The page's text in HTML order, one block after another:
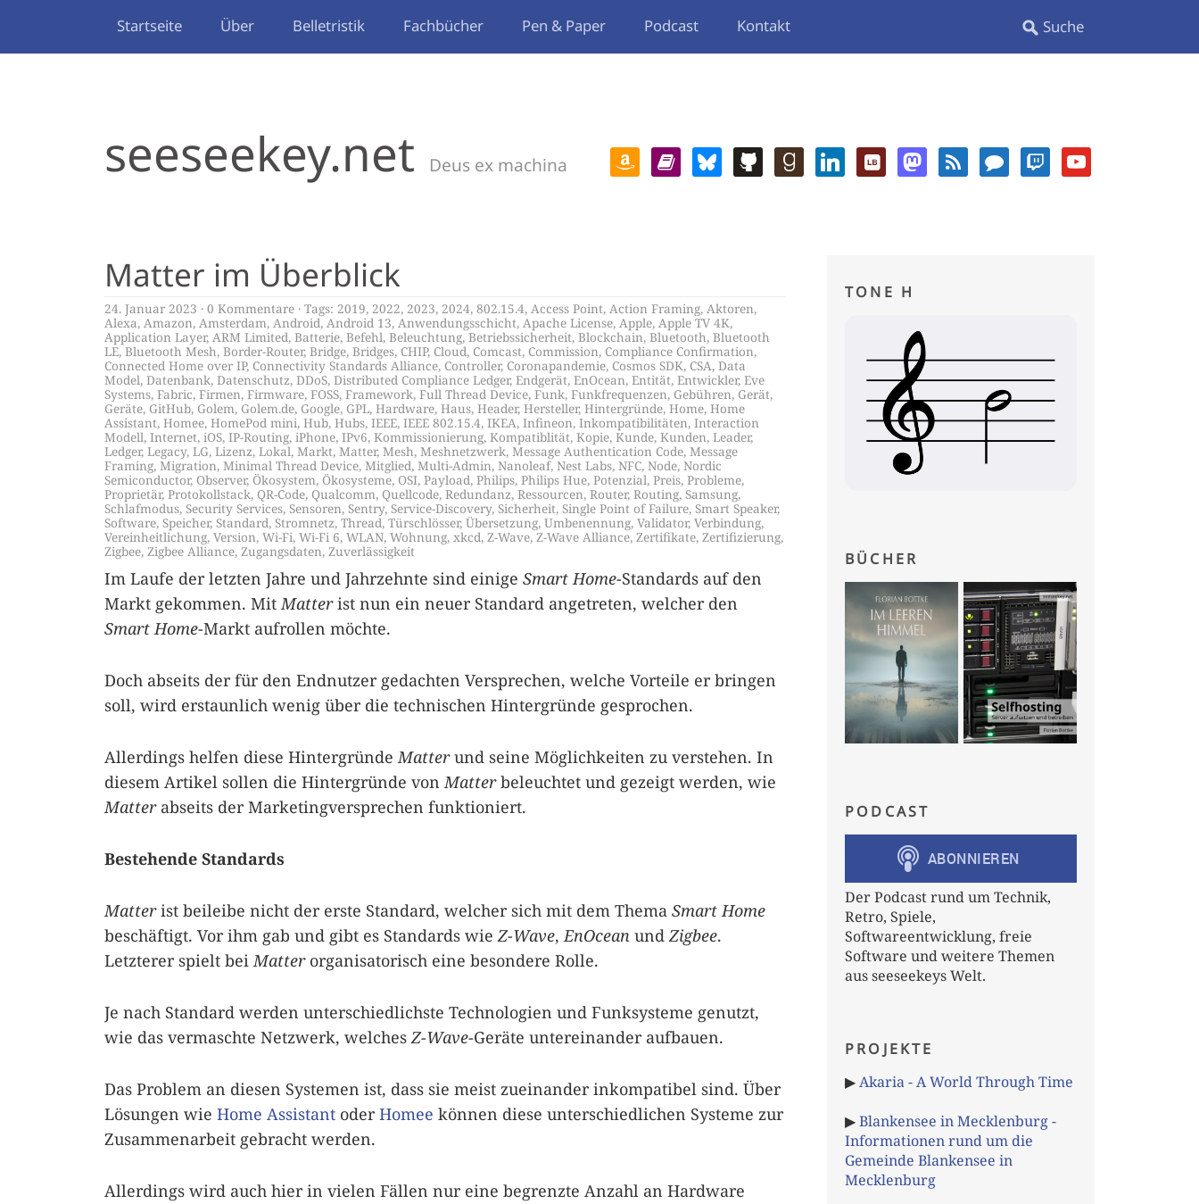
Startseite Über Belletristik Fachbücher Pen & Paper Podcast Kontakt
seeseekey.net Deus ex machina
Matter im Überblick
24. Januar 2023 0 Kommentare Tags: 2019, 2022, 2023, 2024, 802.15.4, Access Point, Action Framing, Aktoren,
Alexa, Amazon, Amsterdam, Android, Android 13, Anwendungsschicht, Apache License, Apple, Apple TV 4K,
Application Layer, ARM Limited, Batterie, Befehl, Beleuchtung,Betriebssicherheit, Blockchain, Bluetooth, Bluetooth
LE,Bluetooth Mesh, Border-Router, Bridge, Bridges, CHIP, Cloud, Comcast, Commission, Compliance Confirmation,
Connected Home over IP, Connectivity Standards Alliance, Controller, Coronapandemie, Cosmos SDK, CSA, Data
Model, Datenbank, Datenschutz, DDoS, Distributed Compliance Ledger, Endgerät, EnOcean, Entität, Entwickler, Eve
Systems, Fabric, Firmen, Firmware, FOSS, Framework, Full Thread Device, Funk, Funkfrequenzen, Gebühren, Gerät,
Geräte, GitHub, Golem, Golem.de, Google, GPL, Hardware, Haus, Header, Hersteller, Hintergründe, Home, Home
Assistant, Homee, HomePod mini, Hub, Hubs, IEEE, IEEE 802.15.4, IKEA, Infineon, Inkompatibilitäten, Interaction
Modell, Internet, iOS, IP-Routing, iPhone, IPv6, Kommissionierung, Kompatiblität, Kopie, Kunde, Kunden, Leader,
Ledger, Legacy, LG, Lizenz, Lokal, Markt, Matter, Mesh, Meshnetzwerk, Message Authentication Code, Message
Framing, Migration, Minimal Thread Device, Mitglied, Multi-Admin, Nanoleaf, Nest Labs, NFC, Node, Nordic
Semiconductor, Observer, Ökosystem, Ökosysteme, OSI, Payload, Philips, Philips Hue, Potenzial, Preis, Probleme,
Proprietär, Protokollstack, QR-Code, Qualcomm, Quellcode, Redundanz, Ressourcen, Router, Routing, Samsung,
Schlafmodus, Security Services, Sensoren, Sentry, Service-Discovery, Sicherheit, Single Point of Failure, Smart Speaker,
Software, Speicher, Standard, Stromnetz, Thread, Türschlösser, Übersetzung, Umbenennung, Validator, Verbindung,
Vereinheitlichung, Version, Wi-Fi, Wi-Fi 6, WLAN, Wohnung, xkcd, Z-Wave,Z-Wave Alliance, Zertifikate, Zertifizierung,
Zigbee, Zigbee Alliance, Zugangsdaten, Zuverlässigkeit
Im Laufe der letzten Jahre und Jahrzehnte sind einige Smart Home-Standards auf den
Markt gekommen. MitMatterist nun ein neuer Standard angetreten, welcher den
Smart Home-Markt aufrollen möchte.
Doch abseits der für den Endnutzer gedachten Versprechen, welche Vorteile er bringen
soll, wird erstaunlich wenig über die technischen Hintergründe gesprochen.
Allerdings helfen diese HintergründeMatterund seine Möglichkeiten zu verstehen. In
diesem Artikel sollen die Hintergründe vonMatterbeleuchtet und gezeigt werden, wie
Matterabseits der Marketingversprechen funktioniert.
Bestehende Standards
Matterist beileibe nicht der erste Standard, welcher sich mit dem Thema Smart Home
beschäftigt. Vor ihm gab und gibt es Standards wieZ-Wave,EnOcean undZigbee.
Letzterer spielt beiMatterorganisatorisch eine besondere Rolle.
Je nach Standard werden unterschiedlichste Technologien und Funksysteme genutzt,
wie das vermaschte Netzwerk, welchesZ-Wave-Geräte untereinander aufbauen.
Das Problem an diesen Systemen ist, dass sie meist zueinander inkompatibel sind. Über
Lösungen wie Home Assistant oderHomee können diese unterschiedlichen Systeme zur
Zusammenarbeit gebracht werden.
Allerdings wird auch hier in vielen Fällen nur eine begrenzte Anzahl an Hardware
TONE H
BÜCHER
PODCAST
Der Podcast rund um Technik,
Retro, Spiele,
Softwareentwicklung, freie
Software und weitere Themen
aus seeseekeys Welt.
PROJEKTE
▶Akaria - A World Through Time
▶Blankensee in Mecklenburg -
Informationen rund um die
Gemeinde Blankensee in
Mecklenburg